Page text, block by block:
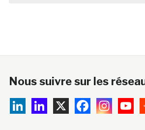
Nous suivre sur les